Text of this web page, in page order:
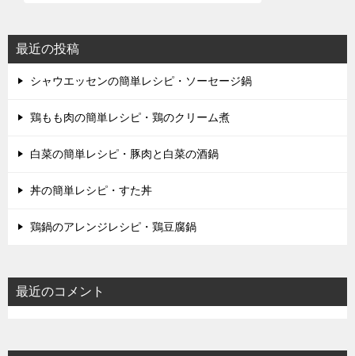
最近の投稿
シャウエッセンの簡単レシピ・ソーセージ鍋
鶏もも肉の簡単レシピ・鶏のクリーム煮
白菜の簡単レシピ・豚肉と白菜の酒鍋
丼の簡単レシピ・すた丼
鶏鍋のアレンジレシピ・鶏豆腐鍋
最近のコメント